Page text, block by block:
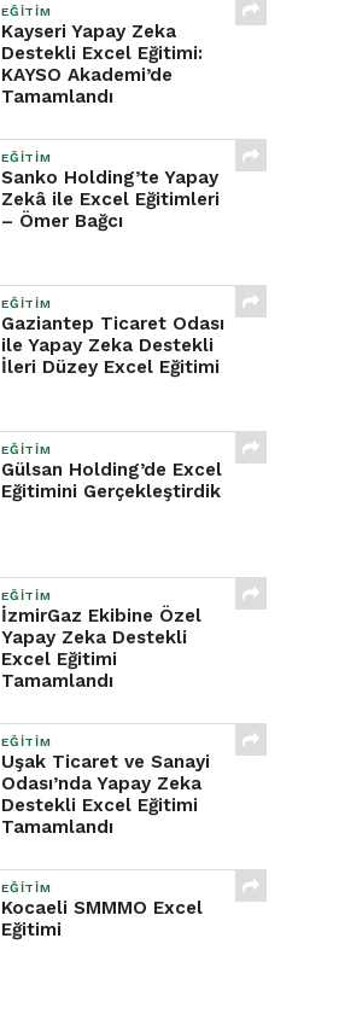
EĞITIM
Kayseri Yapay Zeka
Destekli Excel Eğitimi:
KAYSO Akademi’de
Tamamlandı
EĞITIM
Sanko Holding’te Yapay
Zekâ ile Excel Eğitimleri
– Ömer Bağcı
EĞITIM
Gaziantep Ticaret Odası
ile Yapay Zeka Destekli
İleri Düzey Excel Eğitimi
EĞITIM
Gülsan Holding’de Excel
Eğitimini Gerçekleştirdik
EĞITIM
İzmirGaz Ekibine Özel
Yapay Zeka Destekli
Excel Eğitimi
Tamamlandı
EĞITIM
Uşak Ticaret ve Sanayi
Odası’nda Yapay Zeka
Destekli Excel Eğitimi
Tamamlandı
EĞITIM
Kocaeli SMMMO Excel
Eğitimi